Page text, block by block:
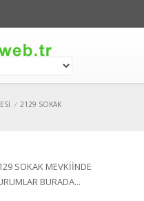
/ 2129 SOKAK
SOKAK MEVKİİNDE
BURADA...